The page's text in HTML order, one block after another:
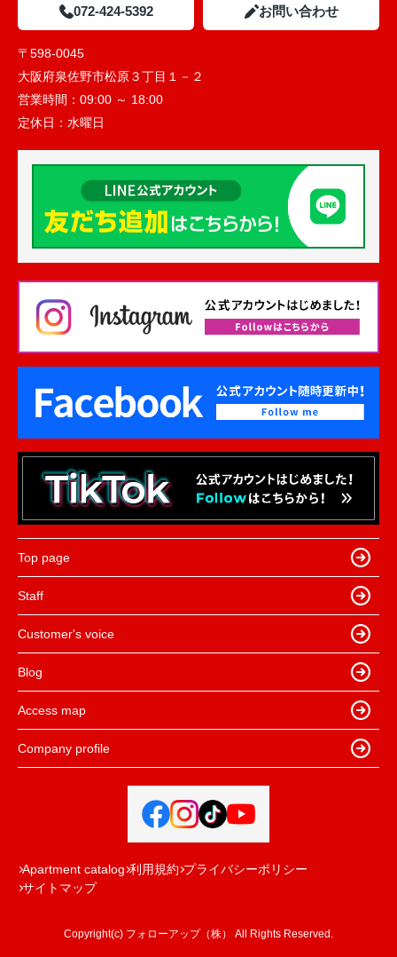
072-424-5392 お問い合わせ
〒598-0045
大阪府泉佐野市松原３丁目１－２
営業時間： 09:00 ～ 18:00
定休日： 水曜日
Top page
Staff
Customer's voice
Blog
Access map
Company profile
Apartment catalog 利用規約 プライバシーポリシー
サイトマップ
Copyright(c) フォローアップ（株） All Rights Reserved.